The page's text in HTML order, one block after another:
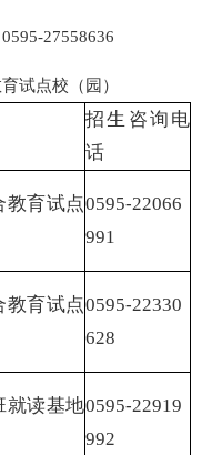
27558636
试点校（园）
招生咨询电
话
教育试点0595-22066
991
教育试点0595-22330
628
就读基地0595-22919
992